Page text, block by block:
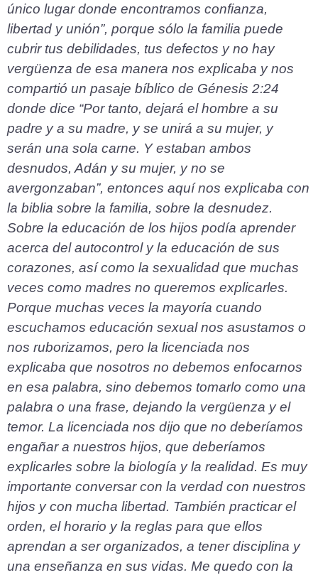
único lugar donde encontramos confianza,
libertad y unión”, porque sólo la familia puede
cubrir tus debilidades, tus defectos y no hay
vergüenza de esa manera nos explicaba y nos
compartió un pasaje bíblico de Génesis 2:24
donde dice “Por tanto, dejará el hombre a su
padre y a su madre, y se unirá a su mujer, y
serán una sola carne. Y estaban ambos
desnudos, Adán y su mujer, y no se
avergonzaban”, entonces aquí nos explicaba con
la biblia sobre la familia, sobre la desnudez.
Sobre la educación de los hijos podía aprender
acerca del autocontrol y la educación de sus
corazones, así como la sexualidad que muchas
veces como madres no queremos explicarles.
Porque muchas veces la mayoría cuando
escuchamos educación sexual nos asustamos o
nos ruborizamos, pero la licenciada nos
explicaba que nosotros no debemos enfocarnos
en esa palabra, sino debemos tomarlo como una
palabra o una frase, dejando la vergüenza y el
temor. La licenciada nos dijo que no deberíamos
engañar a nuestros hijos, que deberíamos
explicarles sobre la biología y la realidad. Es muy
importante conversar con la verdad con nuestros
hijos y con mucha libertad. También practicar el
orden, el horario y la reglas para que ellos
aprendan a ser organizados, a tener disciplina y
una enseñanza en sus vidas. Me quedo con la